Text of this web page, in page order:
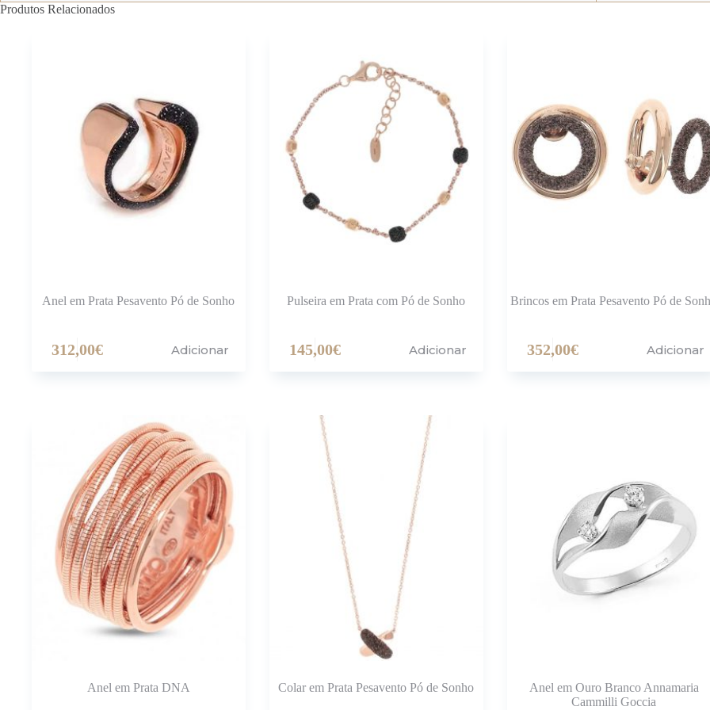
Produtos Relacionados
Anel em Prata Pesavento Pó de Sonho
312,00€ Adicionar
Pulseira em Prata com Pó de Sonho
145,00€ Adicionar
Brincos em Prata Pesavento Pó de
352,00€ Adicionar
Anel em Prata DNA Colar em Prata Pesavento Pó de Sonho
Anel em Ouro Branco Annamaria
Cammilli Goccia